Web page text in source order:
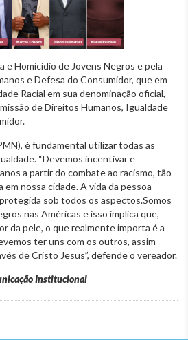
e Homicídio de Jovens Negros e pela
e Defesa do Consumidor, que em
Racial em sua denominação oficial,
de Direitos Humanos, Igualdade
é fundamental utilizar todas as
“Devemos incentivar e
a partir do combate ao racismo, tão
nossa cidade. A vida da pessoa
sob todos os aspectos.Somos
nas Américas e isso implica que,
da pele, o que realmente importa é a
ter uns com os outros, assim
de Cristo Jesus”, defende o vereador.
Institucional